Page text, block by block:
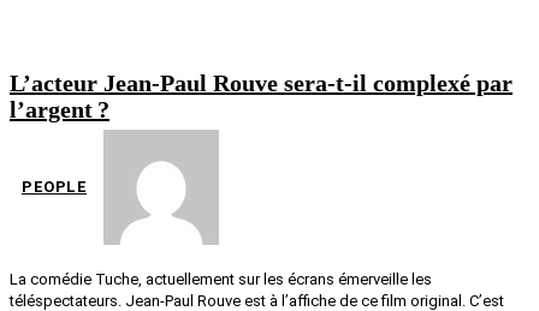
L’acteur Jean-Paul Rouve sera-t-il complexé par
l’argent ?
PEOPLE
La comédie Tuche, actuellement sur les écrans émerveille les
téléspectateurs. Jean-Paul Rouve est à l’affiche de ce film original. C’est